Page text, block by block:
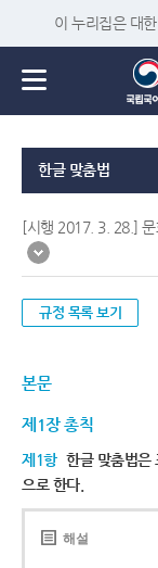
이 누리집은 대
한글 맞춤법
[시행 2017. 3. 28.]
규정 목록 보기
본문
제1장 총칙
제1항 한글 맞춤법은
으로 한다.
해설